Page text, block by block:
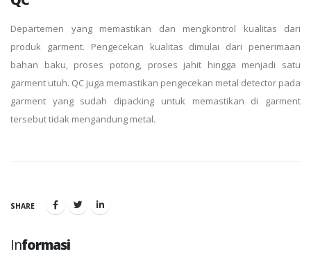
Departemen yang memastikan dan mengkontrol kualitas dari
produk garment. Pengecekan kualitas dimulai dari penerimaan
bahan baku, proses potong, proses jahit hingga menjadi satu
garment utuh. QC juga memastikan pengecekan metal detector pada
garment yang sudah dipacking untuk memastikan di garment
tersebut tidak mengandung metal.
SHARE
Informasi